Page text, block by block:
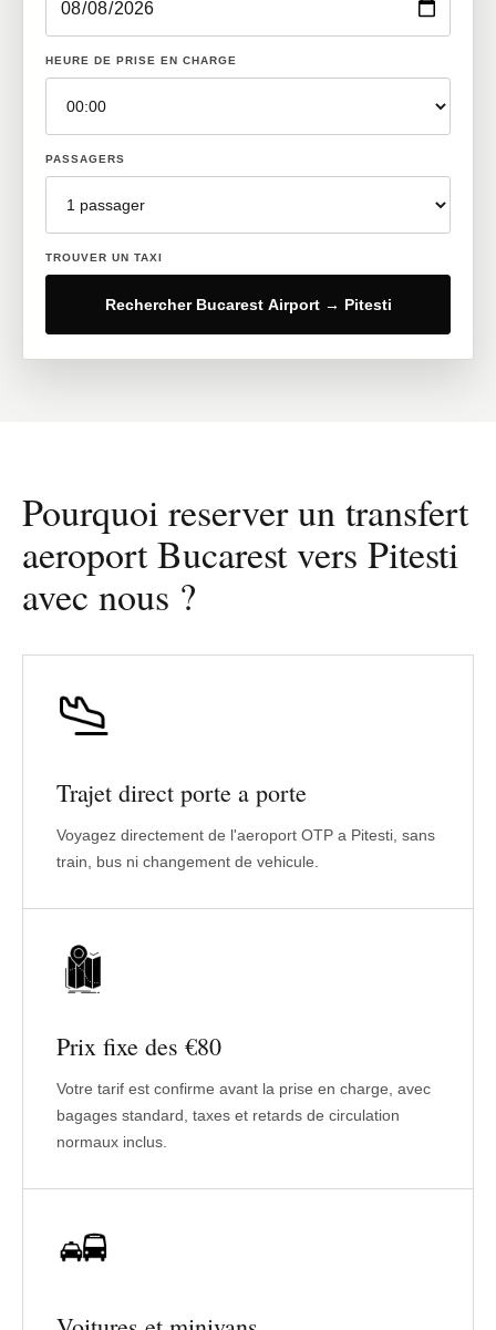
HEURE DE PRISE EN CHARGE
PASSAGERS
TROUVER UN TAXI
Rechercher Bucarest Airport → Pitesti
Pourquoi reserver un transfert
aeroport Bucarest vers Pitesti
avec nous ?
Trajet direct porte a porte
Voyagez directement de l'aeroport OTP a Pitesti, sans
train, bus ni changement de vehicule.
Prix fixe des €80
Votre tarif est confirme avant la prise en charge, avec
bagages standard, taxes et retards de circulation
normaux inclus.